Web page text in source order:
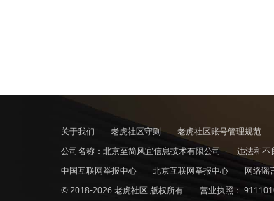
关于我们 老虎社区守则 老虎社区账号管理规范
公司名称：北京至简风宜信息技术有限公司
违法和不
中国互联网举报中心
北京互联网举报中心 网络谣
© 2018-2026 老虎社区 版权所有
营业执照：